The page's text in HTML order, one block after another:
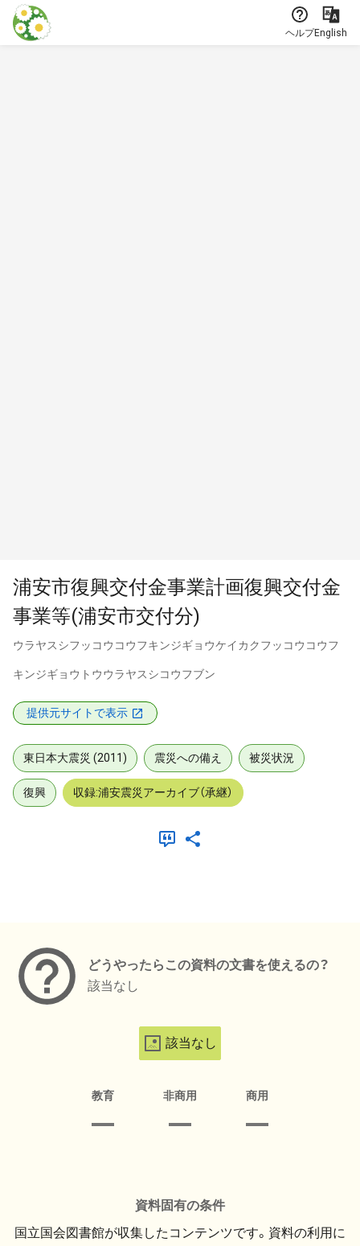
本文に飛ぶ
ヘルプEnglish
浦安市復興交付金事業計画復興交付金
事業等(浦安市交付分)
ウラヤスシフッコウコウフキンジギョウケイカクフッコウコウフ
キンジギョウトウウラヤスシコウフブン
提供元サイトで表示
東日本大震災 (2011) 震災への備え 被災状況
復興 収録:浦安震災アーカイブ（承継）
どうやったらこの資料の文書を使えるの？
該当なし
該当なし
教育 非商用 商用
資料固有の条件
国立国会図書館が収集したコンテンツです。資料の利用に